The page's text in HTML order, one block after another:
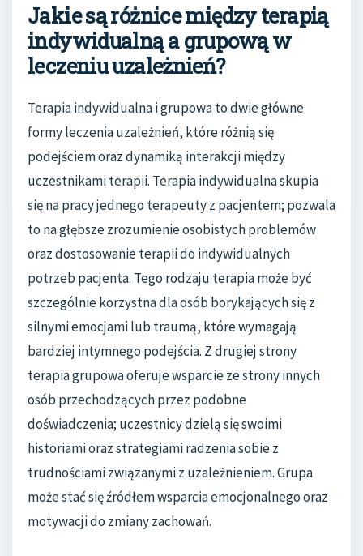
Jakie są różnice między terapią
indywidualną a grupową w
leczeniu uzależnień?
Terapia indywidualna i grupowa to dwie główne
formy leczenia uzależnień, które różnią się
podejściem oraz dynamiką interakcji między
uczestnikami terapii. Terapia indywidualna skupia
się na pracy jednego terapeuty z pacjentem; pozwala
to na głębsze zrozumienie osobistych problemów
oraz dostosowanie terapii do indywidualnych
potrzeb pacjenta. Tego rodzaju terapia może być
szczególnie korzystna dla osób borykających się z
silnymi emocjami lub traumą, które wymagają
bardziej intymnego podejścia. Z drugiej strony
terapia grupowa oferuje wsparcie ze strony innych
osób przechodzących przez podobne
doświadczenia; uczestnicy dzielą się swoimi
historiami oraz strategiami radzenia sobie z
trudnościami związanymi z uzależnieniem. Grupa
może stać się źródłem wsparcia emocjonalnego oraz
motywacji do zmiany zachowań.